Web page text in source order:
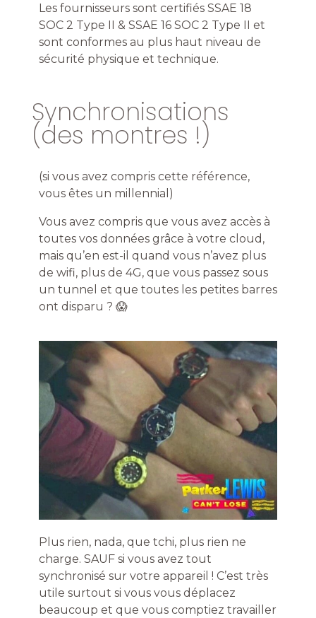
Les fournisseurs sont certifiés SSAE 18
SOC 2 Type II & SSAE 16 SOC 2 Type II et
sont conformes au plus haut niveau de
sécurité physique et technique.
Synchronisations
(des montres !)
(si vous avez compris cette référence,
vous êtes un millennial)
Vous avez compris que vous avez accès à
toutes vos données grâce à votre cloud,
mais qu’en est-il quand vous n’avez plus
de wifi, plus de 4G, que vous passez sous
un tunnel et que toutes les petites barres
ont disparu ? 😱
Plus rien, nada, que tchi, plus rien ne
charge. SAUF si vous avez tout
synchronisé sur votre appareil ! C’est très
utile surtout si vous vous déplacez
beaucoup et que vous comptiez travailler